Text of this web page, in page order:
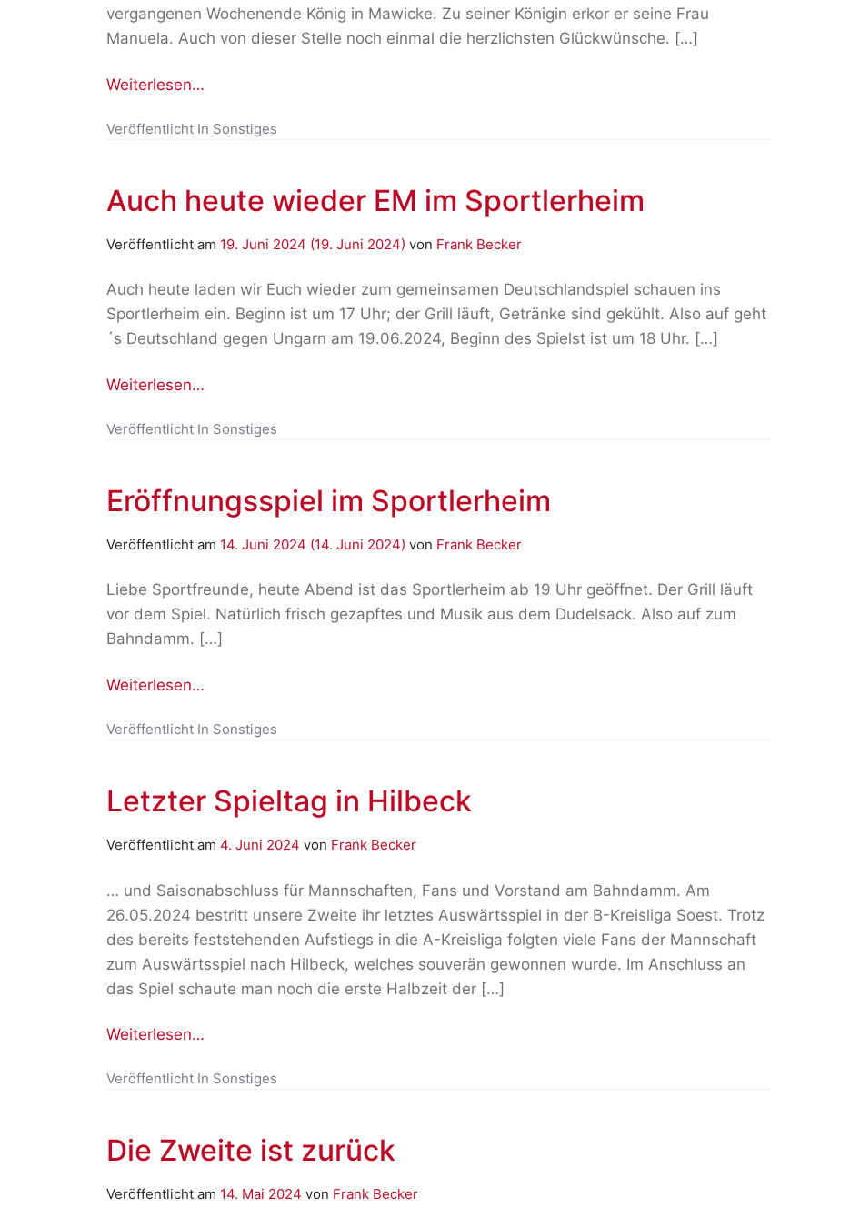
vergangenen Wochenende König in Mawicke. Zu seiner Königin erkor er seine Frau
Manuela. Auch von dieser Stelle noch einmal die herzlichsten Glückwünsche. […]
Weiterlesen…
Veröffentlicht In Sonstiges
Auch heute wieder EM im Sportlerheim
Veröffentlicht am 19. Juni 2024 (19. Juni 2024) von Frank Becker
Auch heute laden wir Euch wieder zum gemeinsamen Deutschlandspiel schauen ins
Sportlerheim ein. Beginn ist um 17 Uhr; der Grill läuft, Getränke sind gekühlt. Also auf geht
´s Deutschland gegen Ungarn am 19.06.2024, Beginn des Spielst ist um 18 Uhr. […]
Weiterlesen…
Veröffentlicht In Sonstiges
Eröffnungsspiel im Sportlerheim
Veröffentlicht am 14. Juni 2024 (14. Juni 2024) von Frank Becker
Liebe Sportfreunde, heute Abend ist das Sportlerheim ab 19 Uhr geöffnet. Der Grill läuft
vor dem Spiel. Natürlich frisch gezapftes und Musik aus dem Dudelsack. Also auf zum
Bahndamm. […]
Weiterlesen…
Veröffentlicht In Sonstiges
Letzter Spieltag in Hilbeck
Veröffentlicht am 4. Juni 2024 von Frank Becker
… und Saisonabschluss für Mannschaften, Fans und Vorstand am Bahndamm. Am
26.05.2024 bestritt unsere Zweite ihr letztes Auswärtsspiel in der B-Kreisliga Soest. Trotz
des bereits feststehenden Aufstiegs in die A-Kreisliga folgten viele Fans der Mannschaft
zum Auswärtsspiel nach Hilbeck, welches souverän gewonnen wurde. Im Anschluss an
das Spiel schaute man noch die erste Halbzeit der […]
Weiterlesen…
Veröffentlicht In Sonstiges
Die Zweite ist zurück
Veröffentlicht am 14. Mai 2024 von Frank Becker